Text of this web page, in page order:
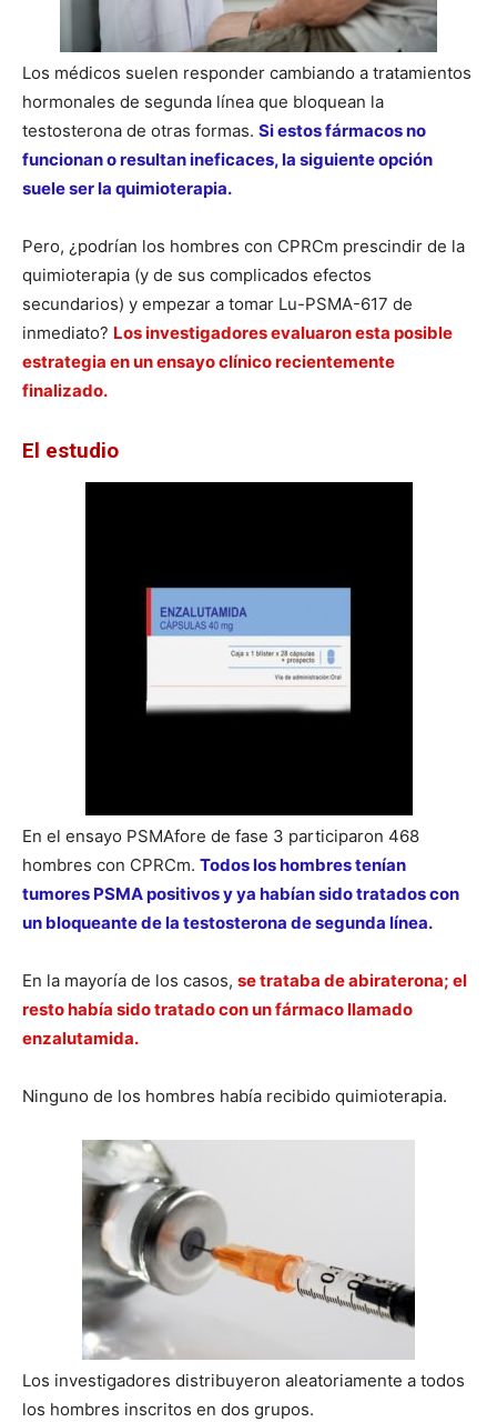
Los médicos suelen responder cambiando a tratamientos
hormonales de segunda línea que bloquean la
testosterona de otras formas. Si estos fármacos no
funcionan o resultan ineficaces, la siguiente opción
suele ser la quimioterapia.
Pero, ¿podrían los hombres con CPRCm prescindir de la
quimioterapia (y de sus complicados efectos
secundarios) y empezar a tomar Lu-PSMA-617 de
inmediato? Los investigadores evaluaron esta posible
estrategia en un ensayo clínico recientemente
finalizado.
El estudio
En el ensayo PSMAfore de fase 3 participaron 468
hombres con CPRCm. Todos los hombres tenían
tumores PSMA positivos y ya habían sido tratados con
un bloqueante de la testosterona de segunda línea.
En la mayoría de los casos, se trataba de abiraterona; el
resto había sido tratado con un fármaco llamado
enzalutamida.
Ninguno de los hombres había recibido quimioterapia.
Los investigadores distribuyeron aleatoriamente a todos
los hombres inscritos en dos grupos.